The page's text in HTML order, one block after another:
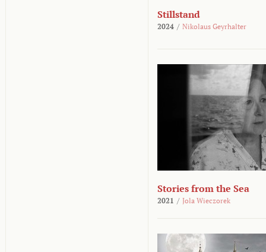
Stillstand
2024 / Nikolaus Geyrhalter
Stories from the Sea
2021 / Jola Wieczorek